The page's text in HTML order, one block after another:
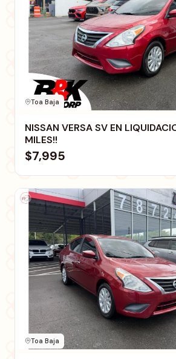
Toa Baja
NISSAN VERSA SV EN
MILES!!
$7,995
Toa Baja